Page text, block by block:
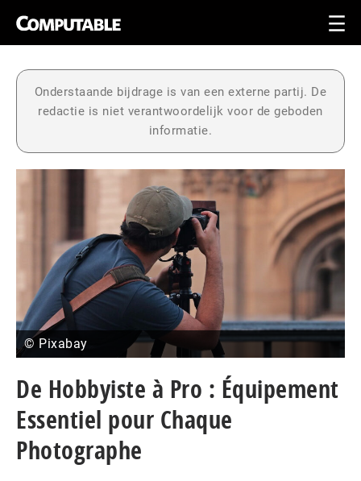
Onderstaande bijdrage is van een externe partij. De
redactie is niet verantwoordelijk voor de geboden
informatie.
© Pixabay
De Hobbyiste à Pro : Équipement
Essentiel pour Chaque
Photographe